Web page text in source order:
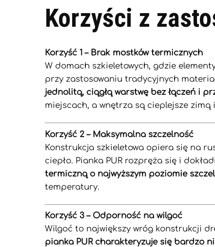
Korzyści z
Korzyść 1 – Brak mostków termicznych
W domach szkieletowych, gdzie
przy zastosowaniu tradycyjnych
jednolitą, ciągłą warstwę bez łączeń i
miejscach, a wnętrza są cieplejsze zimą
Korzyść 2 – Maksymalna szczelność
Konstrukcja szkieletowa opiera się na
ciepło. Pianka PUR rozpręża się i
termiczną o najwyższym poziomie
temperatury.
Korzyść 3 – Odporność na wilgoć
Wilgoć to największy wróg konstrukcji
pianka PUR charakteryzuje się bardzo